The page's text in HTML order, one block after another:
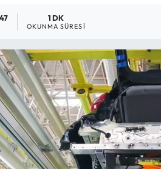
1 DK
OKUNMA SÜRESI